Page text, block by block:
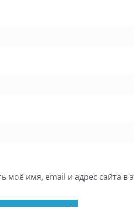
моё имя, email и адрес сайта